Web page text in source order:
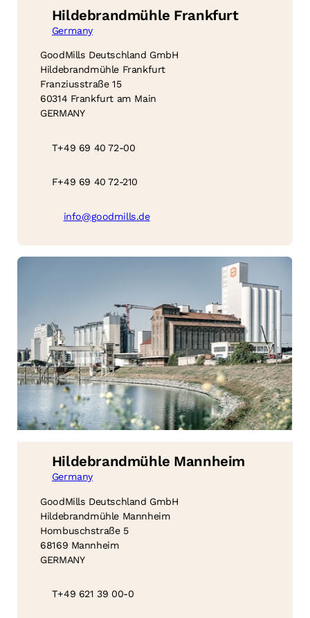
Hildebrandmühle Frankfurt
Germany
GoodMills Deutschland GmbH
Hildebrandmühle Frankfurt
Franziusstraße 15
60314 Frankfurt am Main
GERMANY
T+49 69 40 72-00
F+49 69 40 72-210
info@goodmills.de
Hildebrandmühle Mannheim
Germany
GoodMills Deutschland GmbH
Hildebrandmühle Mannheim
Hombuschstraße 5
68169 Mannheim
GERMANY
T+49 621 39 00-0